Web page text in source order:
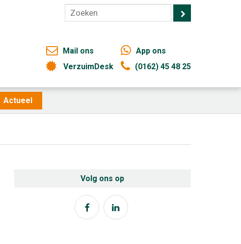
Mail ons
VerzuimDesk
App ons
(0162) 45 48 25
Actueel
Volg ons op